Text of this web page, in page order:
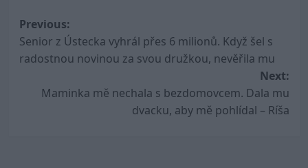
Post
navigation
Previous:
Senior z Ústecka vyhrál přes 6 milionů. Když šel s
radostnou novinou za svou družkou, nevěřila mu
Next:
Maminka mě nechala s bezdomovcem. Dala mu
dvacku, aby mě pohlídal – Ríša